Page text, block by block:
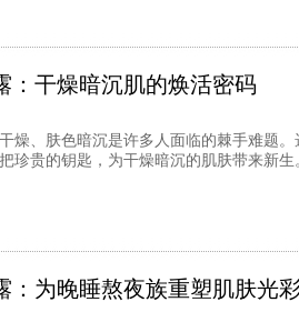
：干燥暗沉肌的焕活密码
燥、肤色暗沉是许多人面临的棘手难题
珍贵的钥匙，为干燥暗沉的肌肤带来新
：为晚睡熬夜族重塑肌肤光